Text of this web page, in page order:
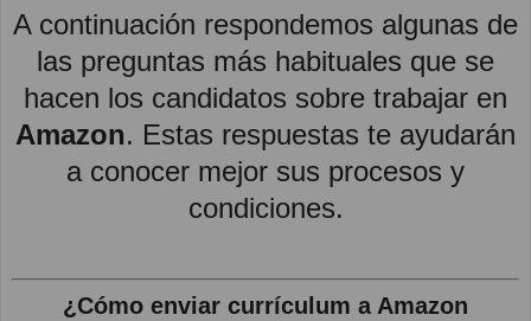
A continuación respondemos algunas de
las preguntas más habituales que se
hacen los candidatos sobre trabajar en
Amazon. Estas respuestas te ayudarán
a conocer mejor sus procesos y
condiciones.
¿Cómo enviar currículum a Amazon